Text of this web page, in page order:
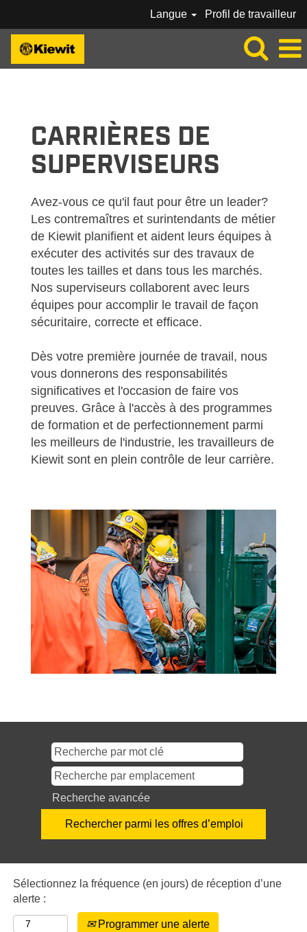
Langue Profil de travailleur
CARRIÈRES DE
SUPERVISEURS
Avez-vous ce qu'il faut pour être un leader?
Les contremaîtres et surintendants de métier
de Kiewit planifient et aident leurs équipes à
exécuter des activités sur des travaux de
toutes les tailles et dans tous les marchés.
Nos superviseurs collaborent avec leurs
équipes pour accomplir le travail de façon
sécuritaire, correcte et efficace.
Dès votre première journée de travail, nous
vous donnerons des responsabilités
significatives et l'occasion de faire vos
preuves. Grâce à l'accès à des programmes
de formation et de perfectionnement parmi
les meilleurs de l'industrie, les travailleurs de
Kiewit sont en plein contrôle de leur carrière.
Recherche avancée
Sélectionnez la fréquence (en jours) de réception d’une
alerte :
Programmer une alerte